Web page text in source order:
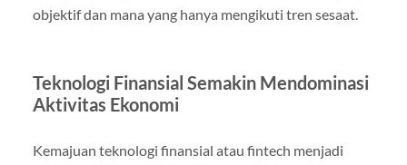
objektif dan mana yang hanya mengikuti tren sesaat.
Teknologi Finansial Semakin Mendominasi
Aktivitas Ekonomi
Kemajuan teknologi finansial atau fintech menjadi